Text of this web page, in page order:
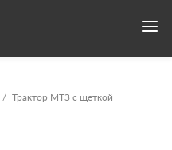
Трактор МТЗ с щеткой